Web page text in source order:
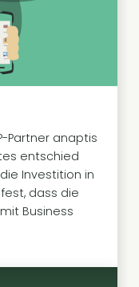
Partner anaptis
entschied
Investition in
dass die
Business